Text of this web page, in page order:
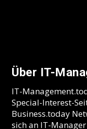
Über IT-
IT-
Special-Interest-
Business.today
sich an IT-